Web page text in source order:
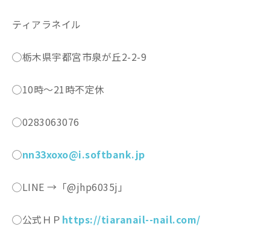
ティアラネイル
◯栃木県宇都宮市泉が丘2-2-9
◯10時〜21時不定休
◯0283063076
◯nn33xoxo@i.softbank.jp
◯LINE →「@jhp6035j」
◯公式ＨＰ https://tiaranail--nail.com/